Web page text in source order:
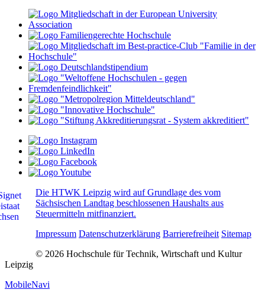
Die HTWK Leipzig wird auf Grundlage des vom
Sächsischen Landtag beschlossenen Haushalts aus
Steuermitteln mitfinanziert.
Impressum Datenschutzerklärung Barrierefreiheit Sitemap
© 2026 Hochschule für Technik, Wirtschaft und Kultur
Leipzig
MobileNavi